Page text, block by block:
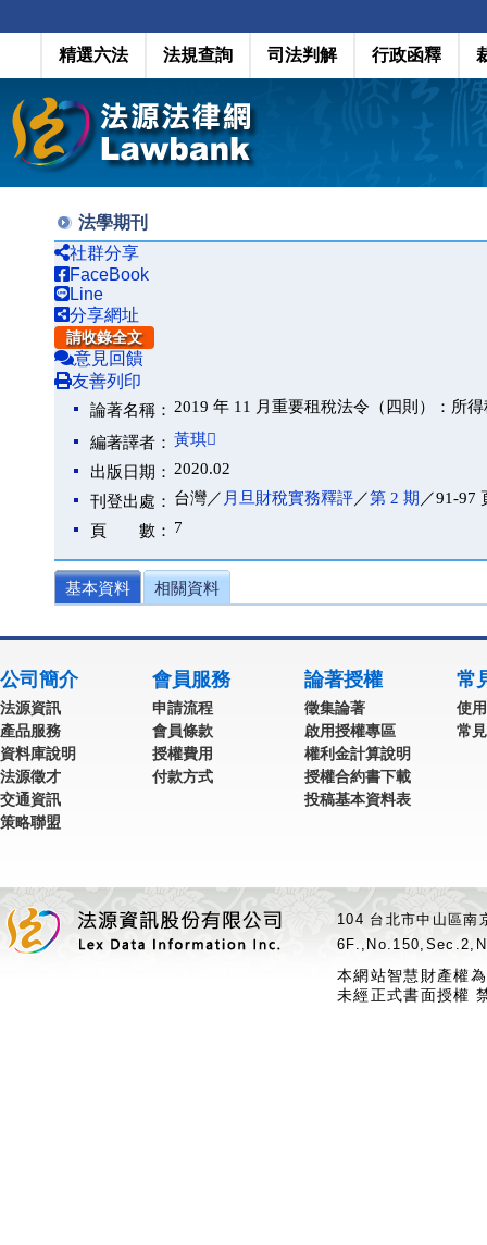
精選六法 法規查詢 司法判解 行政函釋
法學期刊
社群分享
FaceBook
Line
分享網址
請收錄全文
意見回饋
友善列印
論著名稱： 2019 年 11 月重要租稅法令（四則）：所
編著譯者： 黃琪
出版日期： 2020.02
刊登出處： 台灣／ 月旦財稅實務釋評／第 2 期 ／91-97
頁 數： 7
基本資料 相關資料
公司簡介
法源資訊
產品服務
資料庫說明
法源徵才
交通資訊
策略聯盟
會員服務
申請流程
會員條款
授權費用
付款方式
論著授權
徵集論著
啟用授權專區
權利金計算說明
授權合約書下載
投稿基本資料表
常
使
常
104 台北市中山區
本網站智慧財產權
未經正式書面授權